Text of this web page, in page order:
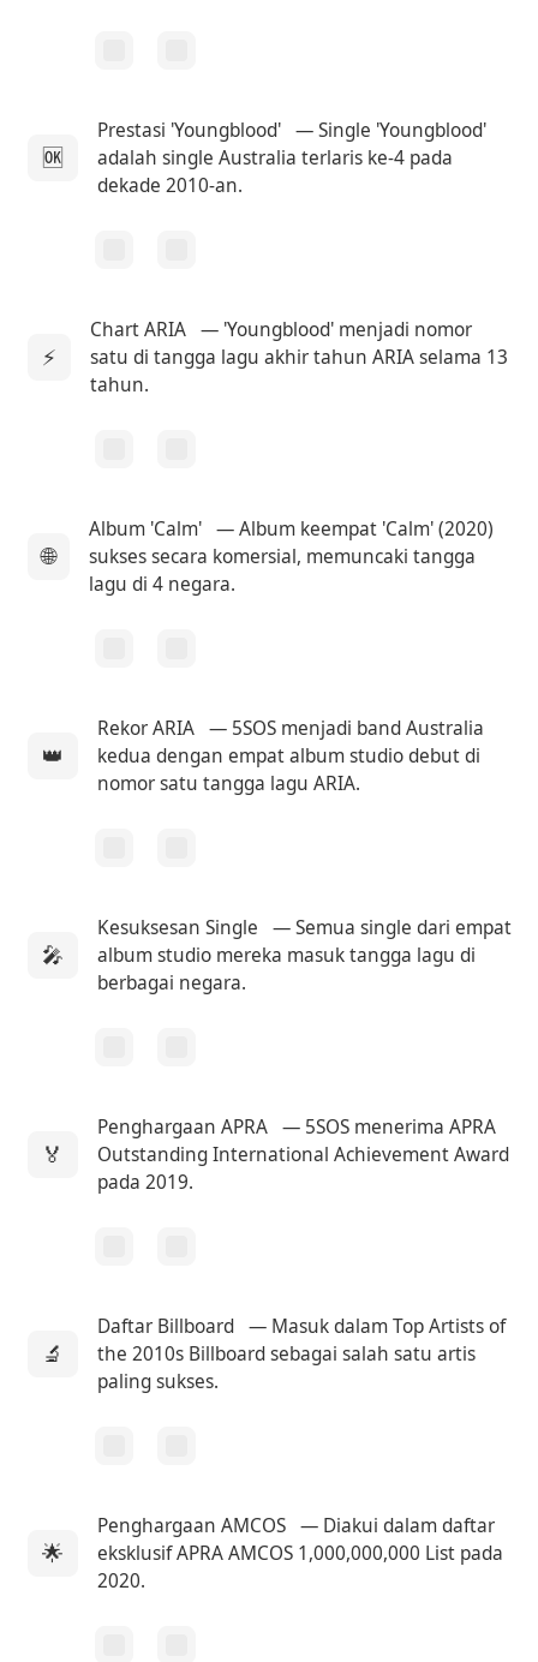
🆗
Prestasi 'Youngblood' — Single 'Youngblood'
adalah single Australia terlaris ke-4 pada
dekade 2010-an.
⚡
Chart ARIA — 'Youngblood' menjadi nomor
satu di tangga lagu akhir tahun ARIA selama 13
tahun.
🌐
Album 'Calm' — Album keempat 'Calm' (2020)
sukses secara komersial, memuncaki tangga
lagu di 4 negara.
👑
Rekor ARIA — 5SOS menjadi band Australia
kedua dengan empat album studio debut di
nomor satu tangga lagu ARIA.
🎤
Kesuksesan Single
— Semua single dari empat
album studio mereka masuk tangga lagu di
berbagai negara.
🏅
Penghargaan APRA — 5SOS menerima APRA
Outstanding International Achievement Award
pada 2019.
🔬
Daftar Billboard — Masuk dalam Top Artists of
the 2010s Billboard sebagai salah satu artis
paling sukses.
🌟
Penghargaan AMCOS — Diakui dalam daftar
eksklusif APRA AMCOS 1,000,000,000 List pada
2020.